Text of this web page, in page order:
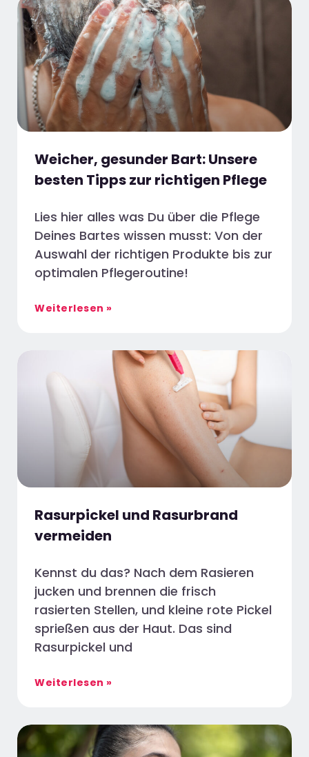
Weicher, gesunder Bart: Unsere
besten Tipps zur richtigen Pflege
Lies hier alles was Du über die Pflege
Deines Bartes wissen musst: Von der
Auswahl der richtigen Produkte bis zur
optimalen Pflegeroutine!
Weiterlesen »
Rasurpickel und Rasurbrand
vermeiden
Kennst du das? Nach dem Rasieren
jucken und brennen die frisch
rasierten Stellen, und kleine rote Pickel
sprießen aus der Haut. Das sind
Rasurpickel und
Weiterlesen »